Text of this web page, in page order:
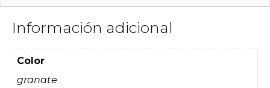
Información adicional
Color
granate